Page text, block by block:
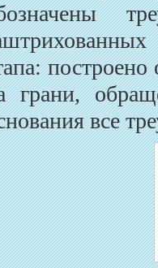
грани,
все